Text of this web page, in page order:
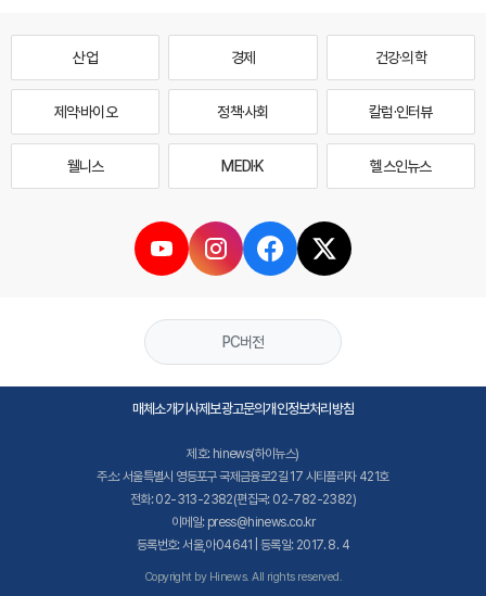
산업 경제 건강·의학
제약·바이오 정책·사회 칼럼·인터뷰
웰니스 MEDI·K 헬스인뉴스
PC버전
매체소개기사제보광고문의개인정보처리방침
제호: hinews(하이뉴스)
주소: 서울특별시 영등포구 국제금융로2길 17 시티플라자 421호
전화: 02-313-2382(편집국: 02-782-2382)
이메일: press@hinews.co.kr
등록번호: 서울,아04641 | 등록일: 2017. 8. 4
Copyright by Hinews. All rights reserved.